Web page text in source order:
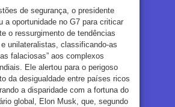
de segurança, o presidente
a oportunidade no G7 para criticar
o ressurgimento de tendências
unilateralistas, classificando-as
falaciosas” aos complexos
Ele alertou para o perigoso
da desigualdade entre países ricos
a disparidade com a fortuna do
global, Elon Musk, que, segundo